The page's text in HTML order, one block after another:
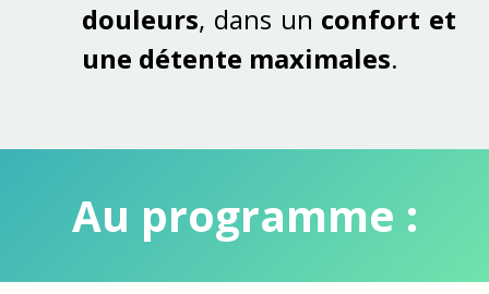
douleurs, dans un confort et
une détente maximales.
Au programme :